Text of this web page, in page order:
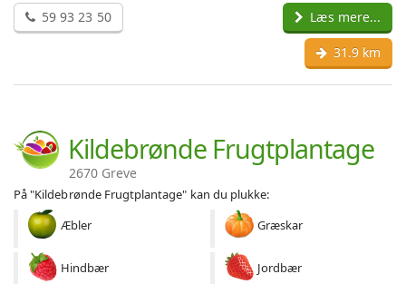
59 93 23 50 Læs mere...
31.9 km
Kildebrønde Frugtplantage
2670 Greve
På "Kildebrønde Frugtplantage" kan du plukke:
Æbler
Græskar
Hindbær Jordbær